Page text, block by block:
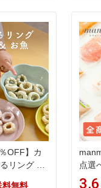
士監修 沼
料無料
野菜
ト
OFF】カ
リング 2
るまるリ
料無料
点選
ーフ